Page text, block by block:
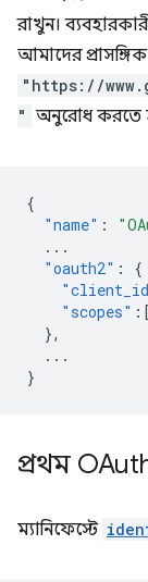
রাখুন।
আমাদের প্রাসঙ্গিক
"https://
" অনুরোধ করতে
{
"name" :
...
"oauth2" :
{
"scopes" :[
},
...
}
প্রথম
ম্যানিফেস্টে